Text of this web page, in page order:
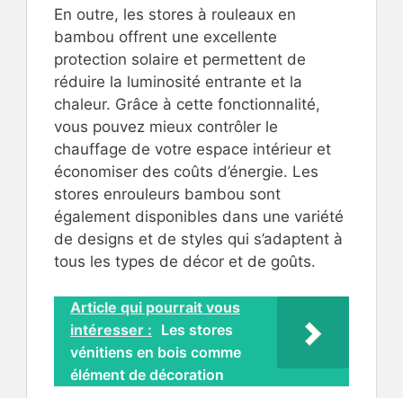
En outre, les stores à rouleaux en
bambou offrent une excellente
protection solaire et permettent de
réduire la luminosité entrante et la
chaleur. Grâce à cette fonctionnalité,
vous pouvez mieux contrôler le
chauffage de votre espace intérieur et
économiser des coûts d’énergie. Les
stores enrouleurs bambou sont
également disponibles dans une variété
de designs et de styles qui s’adaptent à
tous les types de décor et de goûts.
Article qui pourrait vous
intéresser : Les stores
vénitiens en bois comme
élément de décoration